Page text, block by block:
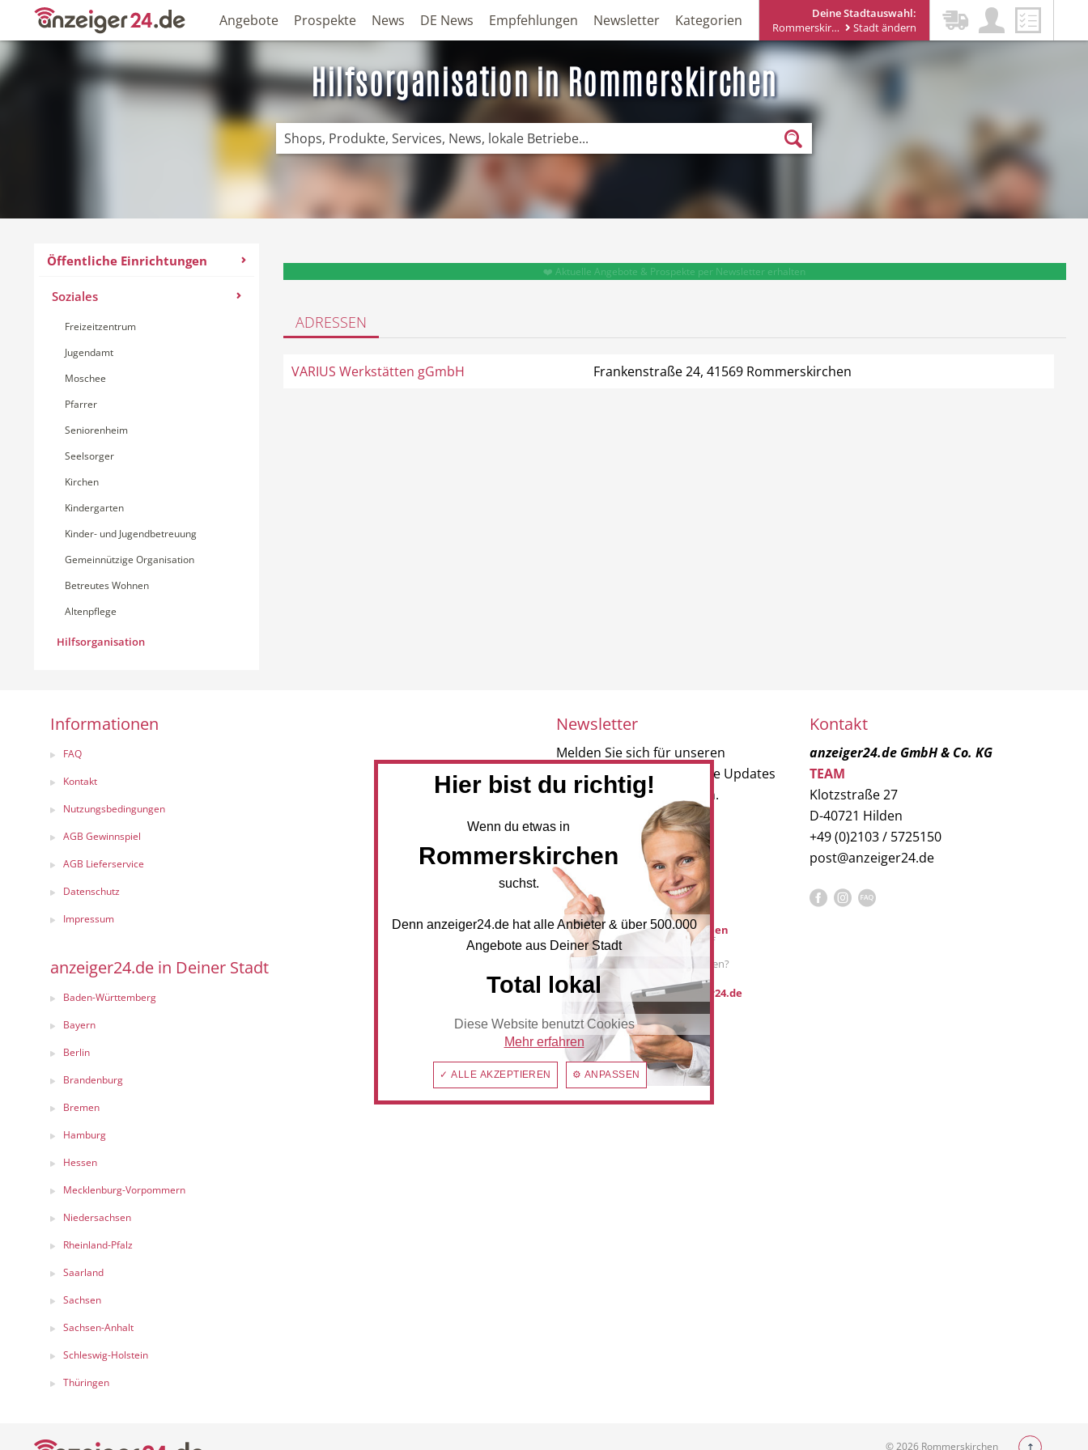
Deine Stadtauswahl:
Rommerskirchen
Stadt ändern
Angebote Prospekte News DE News Empfehlungen Newsletter Kategorien
Hilfsorganisation in Rommerskirchen
Öffentliche Einrichtungen
Soziales
Freizeitzentrum
Jugendamt
Moschee
Pfarrer
Seniorenheim
Seelsorger
Kirchen
Kindergarten
Kinder- und Jugendbetreuung
Gemeinnützige Organisation
Betreutes Wohnen
Altenpflege
Hilfsorganisation
❤️ Aktuelle Angebote & Prospekte per Newsletter erhalten
ADRESSEN
VARIUS Werkstätten gGmbH Frankenstraße 24, 41569 Rommerskirchen
Informationen
FAQ
Kontakt
Nutzungsbedingungen
AGB Gewinnspiel
AGB Lieferservice
Datenschutz
Impressum
anzeiger24.de in Deiner Stadt
Baden-Württemberg
Bayern
Berlin
Brandenburg
Bremen
Hamburg
Hessen
Mecklenburg-Vorpommern
Niedersachsen
Rheinland-Pfalz
Saarland
Sachsen
Sachsen-Anhalt
Schleswig-Holstein
Thüringen
Newsletter
Melden Sie sich für unseren
Newsletter an, um neueste Updates
und Angebote zu erhalten.
NEWSLETTER BESTELLEN
Mediadaten
Werbung buchen
Sie möchten auf
Werbung schalten?
post@anzeiger24.de
Kontakt
anzeiger24.de GmbH & Co. KG
TEAM
Klotzstraße 27
D-40721 Hilden
+49 (0)2103 / 5725150
post@anzeiger24.de
© 2026 Rommerskirchen
Hier bist du richtig!
Wenn du etwas in
Rommerskirchen
suchst.
Denn anzeiger24.de hat alle Anbieter & über 500.000
Angebote aus Deiner Stadt
Total lokal
Diese Website benutzt Cookies
Mehr erfahren
✓ ALLE AKZEPTIEREN ⚙ ANPASSEN